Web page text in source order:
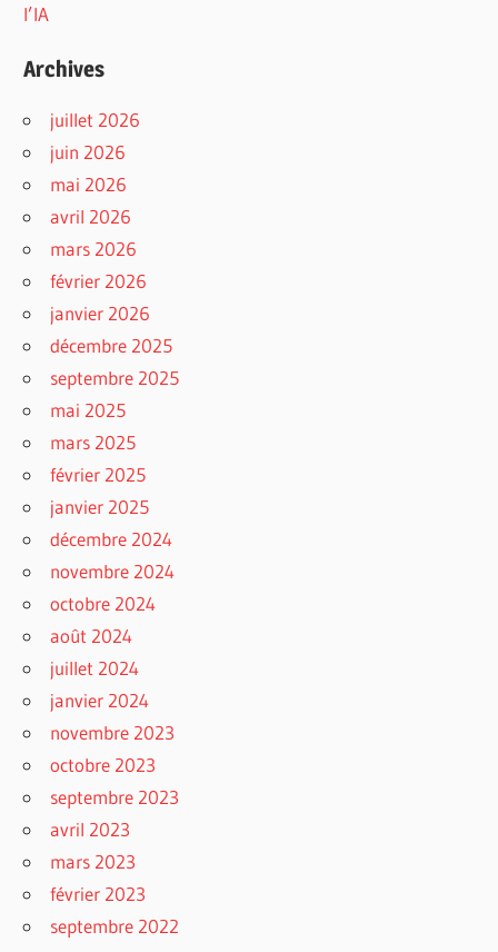
l’IA
Archives
juillet 2026
juin 2026
mai 2026
avril 2026
mars 2026
février 2026
janvier 2026
décembre 2025
septembre 2025
mai 2025
mars 2025
février 2025
janvier 2025
décembre 2024
novembre 2024
octobre 2024
août 2024
juillet 2024
janvier 2024
novembre 2023
octobre 2023
septembre 2023
avril 2023
mars 2023
février 2023
septembre 2022